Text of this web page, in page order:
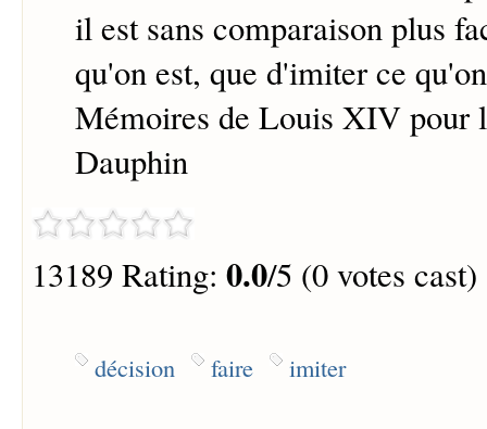
il est sans comparaison plus
qu'on est, que d'imiter ce
Mémoires de Louis XIV pour
Dauphin
13189 Rating: 0.0/5 (0 votes cast)
décision faire imiter